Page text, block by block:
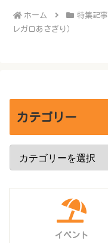
ホーム 特集記事
レガロあさぎり）
カテゴリー
イベント